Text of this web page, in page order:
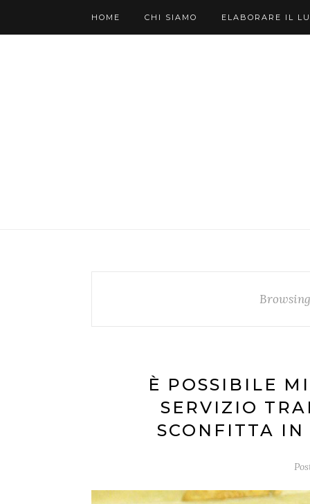
HOME CHI SIAMO ELABORARE IL
È POSSIBILE
SERVIZIO
SCONFITTA